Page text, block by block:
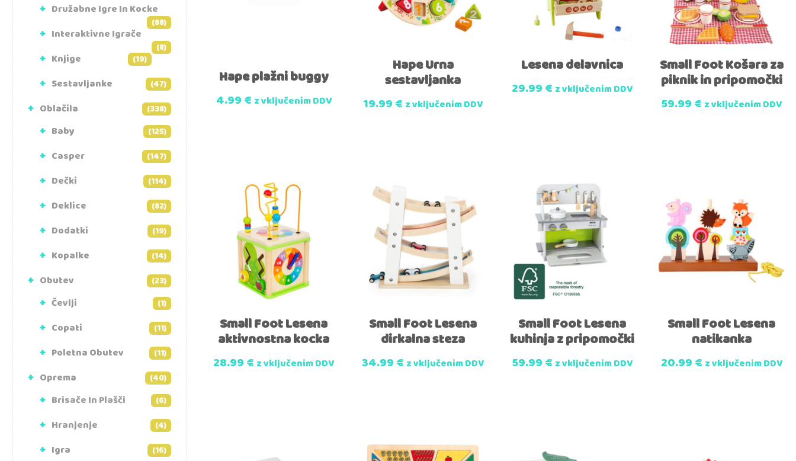
Družabne Igre In Kocke
(88)
Interaktivne Igrače
(8)
Knjige (19)
Sestavljanke (47)
Oblačila (338)
Baby (125)
Casper (147)
Dečki (114)
Deklice (82)
Dodatki (19)
Kopalke (14)
Obutev (23)
Čevlji (1)
Copati (11)
Poletna Obutev (11)
Oprema (40)
Brisače In Plašči (6)
Hranjenje (4)
Igra (16)
Hape plažni buggy
4.99€ z vključenim DDV
Hape Urna
sestavljanka
19.99€ z vključenim DDV
Lesena delavnica
29.99€ z vključenim DDV
Small Foot Košara za
piknik in pripomočki
59.99€ z vključenim DDV
Small Foot Lesena
aktivnostna kocka
28.99€ z vključenim DDV
Small Foot Lesena
dirkalna steza
34.99€ z vključenim DDV
Small Foot Lesena
kuhinja z pripomočki
59.99€ z vključenim DDV
Small Foot Lesena
natikanka
20.99€ z vključenim DDV